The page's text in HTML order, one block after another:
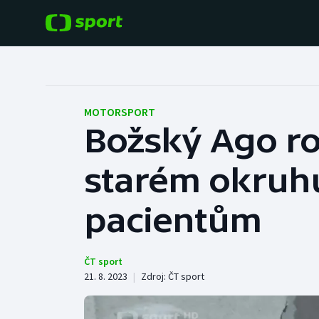
Hokej
Tenis
Cyklistika
Baseball a softbal
Basketbal
Biatlon
MOTORSPORT
Božský Ago
starém
pacientům
ČT sport
21. 8. 2023 | Zdroj: ČT sport